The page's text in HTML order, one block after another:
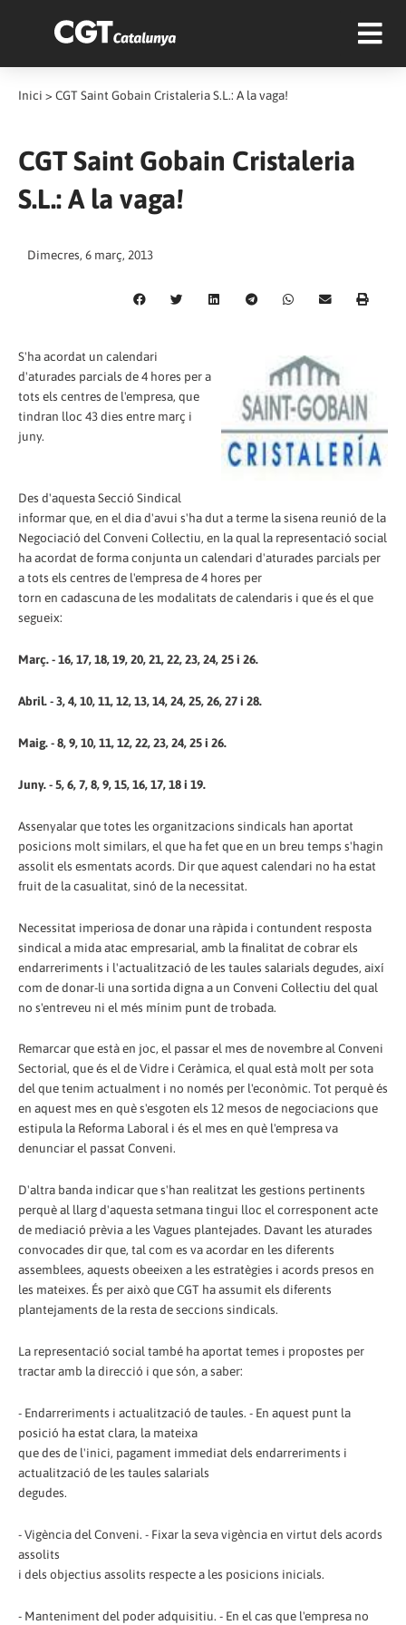
Inici > CGT Saint Gobain Cristaleria S.L.: A la vaga!
CGT Saint Gobain Cristaleria
S.L.: A la vaga!
Dimecres, 6 març, 2013
S'ha acordat un calendari
d'aturades parcials de 4 hores per a
tots els centres de l'empresa, que
tindran lloc 43 dies entre març i
juny.
Des d'aquesta Secció Sindical
informar que, en el dia d'avui s'ha dut a terme la sisena reunió de la
Negociació del Conveni Col·lectiu, en la qual la representació social
ha acordat de forma conjunta un calendari d'aturades parcials per
a tots els centres de l'empresa de 4 hores per
torn en cadascuna de les modalitats de calendaris i que és el que
segueix:
Març. - 16, 17, 18, 19, 20, 21, 22, 23, 24, 25 i 26.
Abril. - 3, 4, 10, 11, 12, 13, 14, 24, 25, 26, 27 i 28.
Maig. - 8, 9, 10, 11, 12, 22, 23, 24, 25 i 26.
Juny. - 5, 6, 7, 8, 9, 15, 16, 17, 18 i 19.
Assenyalar que totes les organitzacions sindicals han aportat
posicions molt similars, el que ha fet que en un breu temps s'hagin
assolit els esmentats acords. Dir que aquest calendari no ha estat
fruit de la casualitat, sinó de la necessitat.
Necessitat imperiosa de donar una ràpida i contundent resposta
sindical a mida atac empresarial, amb la finalitat de cobrar els
endarreriments i l'actualització de les taules salarials degudes, així
com de donar-li una sortida digna a un Conveni Col·lectiu del qual
no s'entreveu ni el més mínim punt de trobada.
Remarcar que està en joc, el passar el mes de novembre al Conveni
Sectorial, que és el de Vidre i Ceràmica, el qual està molt per sota
del que tenim actualment i no només per l'econòmic. Tot perquè és
en aquest mes en què s'esgoten els 12 mesos de negociacions que
estipula la Reforma Laboral i és el mes en què l'empresa va
denunciar el passat Conveni.
D'altra banda indicar que s'han realitzat les gestions pertinents
perquè al llarg d'aquesta setmana tingui lloc el corresponent acte
de mediació prèvia a les Vagues plantejades. Davant les aturades
convocades dir que, tal com es va acordar en les diferents
assemblees, aquests obeeixen a les estratègies i acords presos en
les mateixes. És per això que CGT ha assumit els diferents
plantejaments de la resta de seccions sindicals.
La representació social també ha aportat temes i propostes per
tractar amb la direcció i que són, a saber:
- Endarreriments i actualització de taules. - En aquest punt la
posició ha estat clara, la mateixa
que des de l'inici, pagament immediat dels endarreriments i
actualització de les taules salarials
degudes.
- Vigència del Conveni. - Fixar la seva vigència en virtut dels acords
assolits
i dels objectius assolits respecte a les posicions inicials.
- Manteniment del poder adquisitiu. - En el cas que l'empresa no